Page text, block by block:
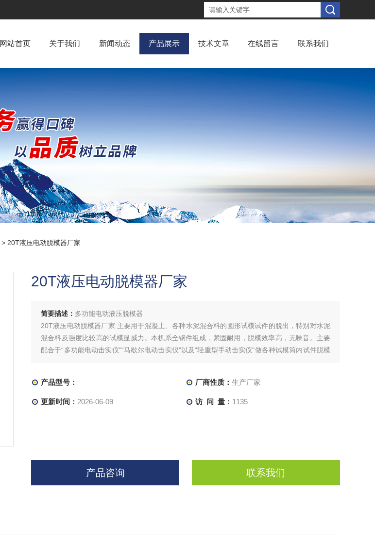
网站首页 关于我们 新闻动态 产品展示 技术文章 在线留言 联系我们
> 20T液压电动脱模器厂家
20T液压电动脱模器厂家
简要描述： 多功能电动液压脱模器
20T液压电动脱模器厂家 主要用于混凝土、各种水泥混合料的圆形试模试件的脱出，特别对水泥
混合料及强度比较高的试模显威力。本机系全钢件组成，紧固耐用，脱模效率高，无噪音。主要
配合于“多功能电动击实仪"“马歇尔电动击实仪"以及“轻重型手动击实仪"做各种试模筒内试件脱模
产品型号： 厂商性质： 生产厂家
更新时间： 2026-06-09 访 问 量： 1135
产品咨询 联系我们